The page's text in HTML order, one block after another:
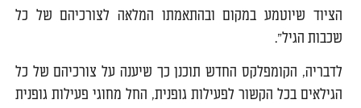
הציוד שיוטמע במקום ובהתאמתו המלאה לצורכיהם של כל
שכבות הגיל".
לדבריה, הקומפלקס החדש תוכנן כך שיענה על צורכיהם של כל
הגילאים בכל הקשור לפעילות גופנית, החל מחוגי פעילות גופנית